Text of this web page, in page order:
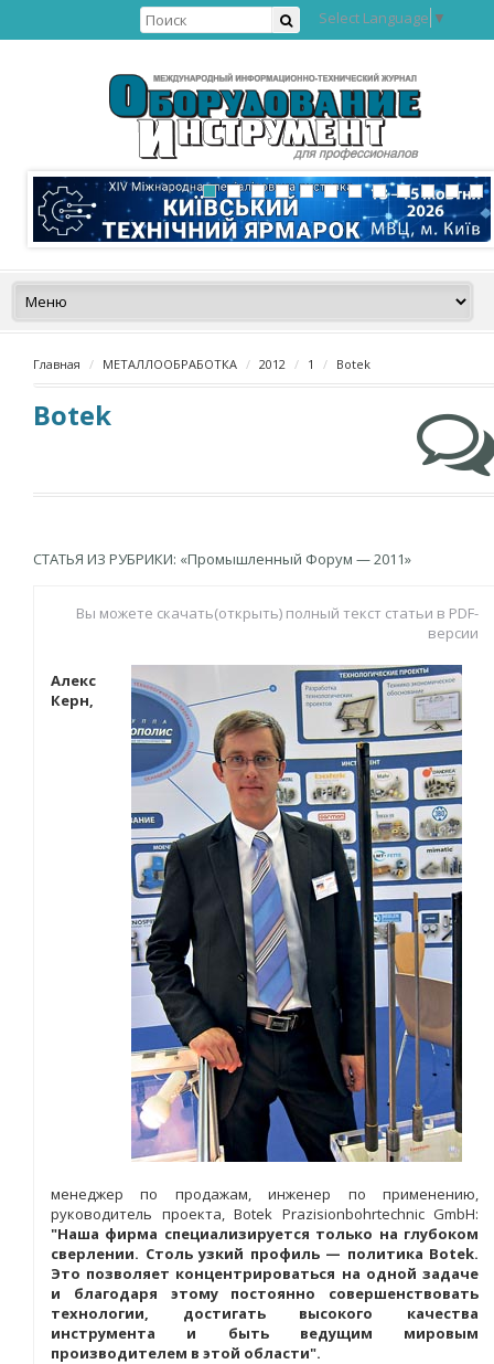
Select Language ▼
Главная МЕТАЛЛООБРАБОТКА 2012 1 Botek
Botek
СТАТЬЯ ИЗ РУБРИКИ: «Промышленный Форум — 2011»
Вы можете скачать(открыть) полный текст статьи в PDF-
версии
Алекс
Керн,
менеджер по продажам, инженер по применению,
руководитель проекта, Botek Prazisionbohrtechnic GmbH:
"Наша фирма специализируется только на глубоком
сверлении. Столь узкий профиль — политика Botek.
Это позволяет концентри­роваться на одной задаче
и благодаря этому постоянно совер­шен­ствовать
технологии, достигать высокого качества
инструмента и быть ведущим мировым
производителем в этой области".